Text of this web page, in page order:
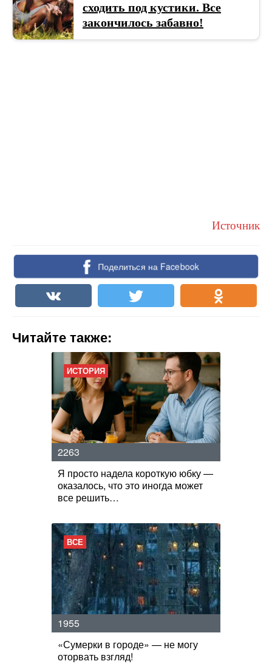
сходить под кустики. Все
закончилось забавно!
Источник
Поделиться на Facebook
Читайте также:
ИСТОРИЯ
2263
Я просто надела короткую юбку —
оказалось, что это иногда может
все решить…
ВСЕ
1955
«Сумерки в городе» — не могу
оторвать взгляд!